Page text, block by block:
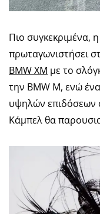
Πιο συγκεκριμένα,
πρωταγωνιστήσει
BMW XM με το
την BMW M, ενώ
υψηλών επιδόσεων
Κάμπελ θα